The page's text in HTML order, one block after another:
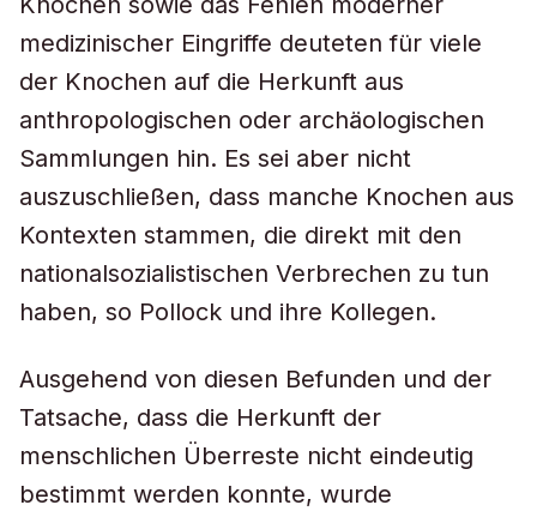
medizinischer Eingriffe deuteten für viele
der Knochen auf die Herkunft aus
anthropologischen oder archäologischen
Sammlungen hin. Es sei aber nicht
auszuschließen, dass manche Knochen aus
Kontexten stammen, die direkt mit den
nationalsozialistischen Verbrechen zu tun
haben, so Pollock und ihre Kollegen.
Ausgehend von diesen Befunden und der
Tatsache, dass die Herkunft der
menschlichen Überreste nicht eindeutig
bestimmt werden konnte, wurde